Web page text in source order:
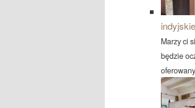
Marzy ci
będzie